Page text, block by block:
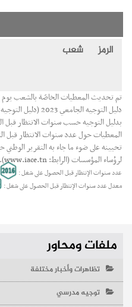
الرمز شعب
تم تحديث المعطيات الخاصّة بالشعب يوم 30 أوت 2023.
بدليل التوجيه حسب سنوات الانتظار قبل التشغيل 2022
المعطيات حول عدد سنوات الانتظار قبل
تحيينه على ضوء ما جاء به التقرير
لرؤساء المؤسسات (الرابط:www.iace.tn
).
عدد سنوات الإنتظار قبل الحصول على شغل :
معدل عدد سنوات الإنتظار قبل الحصول على شغل :
ملفات ومحاور
تظاهرات وأخبار مختلفة
توجيه مدرسي